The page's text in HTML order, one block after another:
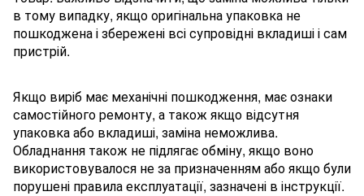
в тому випадку, якщо оригінальна упаковка не
пошкоджена і збережені всі супровідні вкладиші і сам
пристрій.
Якщо виріб має механічні пошкодження, має ознаки
самостійного ремонту, а також якщо відсутня
упаковка або вкладиші, заміна неможлива.
Обладнання також не підлягає обміну, якщо воно
використовувалося не за призначенням або якщо були
порушені правила експлуатації, зазначені в інструкції.